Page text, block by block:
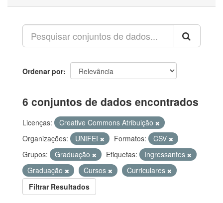
Ordenar por
6 conjuntos de dados encontrados
Licenças:
Creative Commons Atribuição
Organizações:
UNIFEI Formatos:
CSV
Grupos:
Graduação Etiquetas:
Ingressantes
Graduação
Cursos
Curriculares
Filtrar Resultados